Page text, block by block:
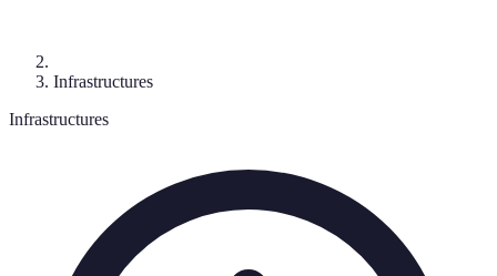
Infrastructures
Infrastructures